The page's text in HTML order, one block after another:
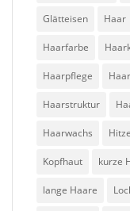
Glätteisen Haar
Haarfarbe
Haarpflege
Haarstruktur
Haarwachs
Kopfhaut kurze
lange Haare